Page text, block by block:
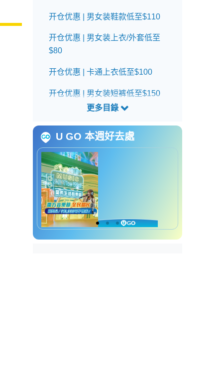
开仓优惠 | 男女装鞋款低至$110
开仓优惠 | 男女装上衣/外套低至
$80
开仓优惠 | 卡通上衣低至$100
开仓优惠 | 男女装短裤低至$150
马拉松开仓优惠详情
U GO 本週好去處